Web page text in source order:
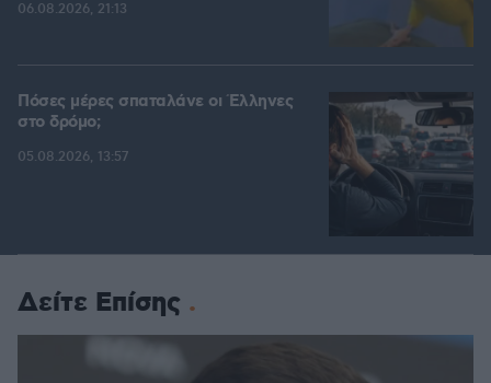
06.08.2026, 21:13
Πόσες μέρες σπαταλάνε οι Έλληνες
στο δρόμο;
05.08.2026, 13:57
Δείτε Επίσης